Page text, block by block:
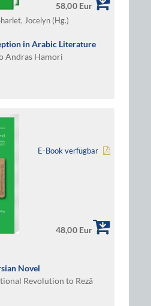
58,00 Eur
Jocelyn (Hg.)
in Arabic Literature
Andras Hamori
E-Book verfügbar
48,00 Eur
Novel
Revolution to Rezâ